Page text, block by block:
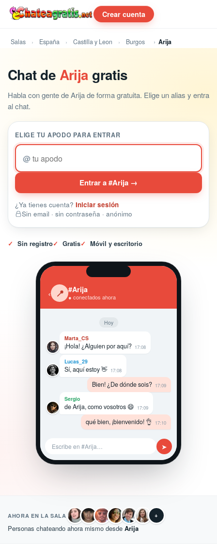
Crear cuenta
Salas España Castilla y Leon Burgos Arija
Chat de Arija gratis
Habla con gente de Arija de forma gratuita. Elige un alias y entra
al chat.
ELIGE TU APODO PARA ENTRAR
@
Entrar a #Arija →
¿Ya tienes cuenta? Iniciar sesión
Sin email · sin contraseña · anónimo
✓ Sin registro✓ Gratis✓ Móvil y escritorio
‹ 📍 #Arija
● conectados ahora
Hoy
Marta_CS
¡Hola! ¿Alguien por aquí? 17:08
Lucas_29
Sí, aquí estoy 👋 17:08
Bien! ¿De dónde sois? 17:09
Sergio
de Arija, como vosotros 😄 17:09
qué bien, ¡bienvenido! 👌 17:10
Escribe en #Arija… ➤
AHORA EN LA SALA +
Personas chateando ahora mismo desde Arija